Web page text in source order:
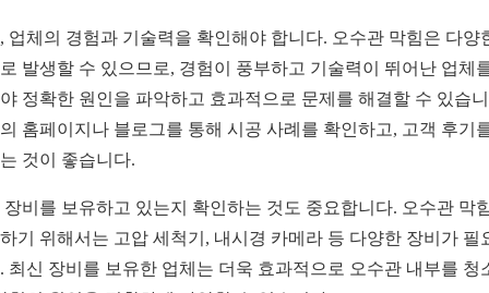
업체의 경험과 기술력을 확인해야 합니다. 오수관 막힘은 다양
발생할 수 있으므로, 경험이 풍부하고 기술력이 뛰어난 업체
정확한 원인을 파악하고 효과적으로 문제를 해결할 수 있습
홈페이지나 블로그를 통해 시공 사례를 확인하고, 고객 후기
것이 좋습니다.
장비를 보유하고 있는지 확인하는 것도 중요합니다. 오수관 막
기 위해서는 고압 세척기, 내시경 카메라 등 다양한 장비가 필
최신 장비를 보유한 업체는 더욱 효과적으로 오수관 내부를 청